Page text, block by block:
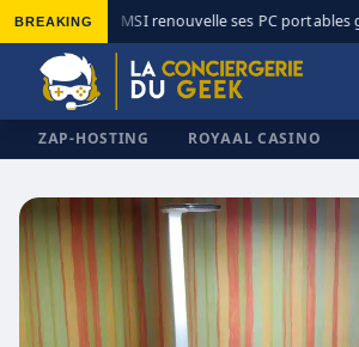
BREAKING MSI renouvelle ses PC portables
ZAP-HOSTING ROYAAL CASINO
✕